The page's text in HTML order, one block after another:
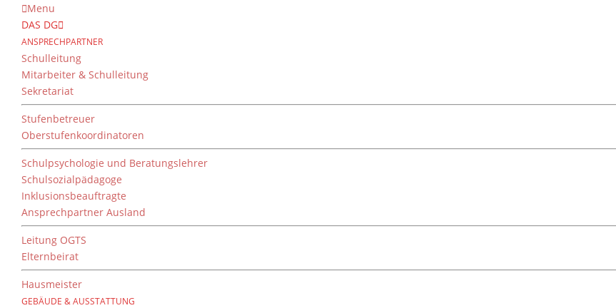
Menu
DAS DG
ANSPRECHPARTNER
Schulleitung
Mitarbeiter & Schulleitung
Sekretariat
Stufenbetreuer
Oberstufenkoordinatoren
Schulpsychologie und Beratungslehrer
Schulsozialpädagoge
Inklusionsbeauftragte
Ansprechpartner Ausland
Leitung OGTS
Elternbeirat
Hausmeister
GEBÄUDE & AUSSTATTUNG